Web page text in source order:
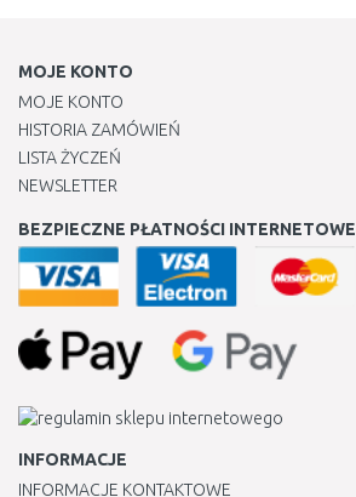
MOJE KONTO
MOJE KONTO
HISTORIA ZAMÓWIEŃ
LISTA ŻYCZEŃ
NEWSLETTER
BEZPIECZNE PŁATNOŚCI INTERNETOWE
INFORMACJE
INFORMACJE KONTAKTOWE